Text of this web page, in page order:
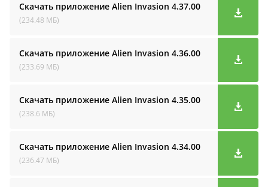
Скачать приложение Alien Invasion 4.37.00
(234.48 МБ)
Скачать приложение Alien Invasion 4.36.00
(233.69 МБ)
Скачать приложение Alien Invasion 4.35.00
(238.6 МБ)
Скачать приложение Alien Invasion 4.34.00
(236.47 МБ)